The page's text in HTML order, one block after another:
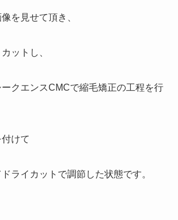
を見せて頂き、
ットし、
クエンスCMCで縮毛矯正の工程を行
けて
ライカットで調節した状態です。